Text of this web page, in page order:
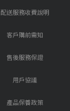
配送服務收費說明
客戶購前需知
售後服務保證
用戶協議
產品保養政策